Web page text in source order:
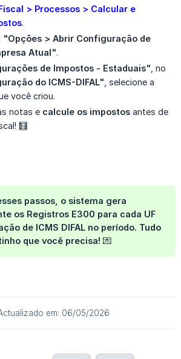
> Processos > Calcular e
.
"Opções > Abrir Configuração de
Atual".
de Impostos - Estaduais" , no
do ICMS-DIFAL" , selecione a
você criou.
notas e calcule os impostos antes de
🧮
passos, o sistema gera
os Registros E300 para cada UF
de ICMS DIFAL no período. Tudo
que você precisa! 💌
em: 06/05/2026